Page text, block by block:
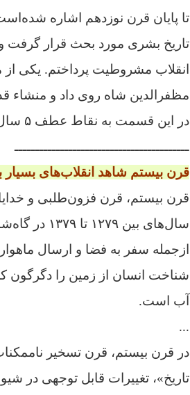
تا پایان قرن نوزدهم اشاره
انقلاب مشروطیت پرداختم. یکی از
مظفرالدین شاه روی داد و منشاء
در این قسمت به نقاط عطف ۵ سال اول قرن بیستم می‌پردازم. از ۱۹۰۱ تا ۱۹۰۵
ــــــــــــــــــــــــــــــــــــــــــ
قرن بیستم شاهد انقلاب‌های بسیار
سال‌های
ازجمله سفر به فضا و ارسال
شناخت انسان از زمین را دگرگون
آب است.
...
در قرن بیستم، قرن تسخیر
تاریخ»، تغییرات قابل توجهی در